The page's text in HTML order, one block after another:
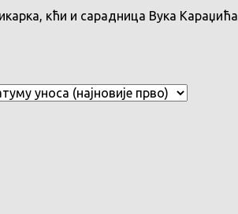
кћи и сарадница Вука Караџића